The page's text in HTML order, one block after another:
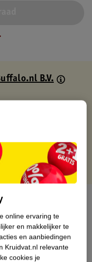
B.V.
online ervaring te
en makkelijker te
en aanbiedingen
Kruidvat.nl relevante
cookies je